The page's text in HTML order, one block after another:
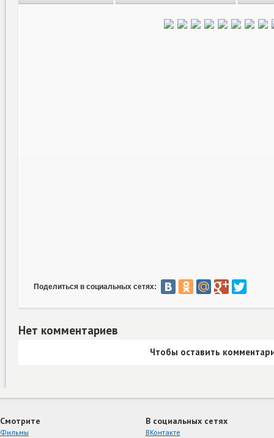
Поделиться в социальных сетях:
Нет комментариев
Чтобы оставить
Смотрите
Фильмы
В социальных сетях
ВКонтакте